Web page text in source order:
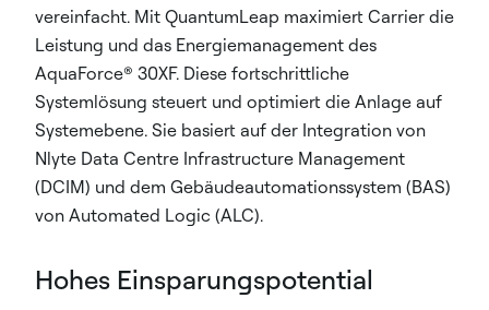
vereinfacht. Mit QuantumLeap maximiert Carrier die
Leistung und das Energiemanagement des
AquaForce® 30XF. Diese fortschrittliche
Systemlösung steuert und optimiert die Anlage auf
Systemebene. Sie basiert auf der Integration von
Nlyte Data Centre Infrastructure Management
(DCIM) und dem Gebäudeautomationssystem (BAS)
von Automated Logic (ALC).
Hohes Einsparungspotential